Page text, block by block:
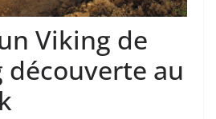
Viking de
découverte au